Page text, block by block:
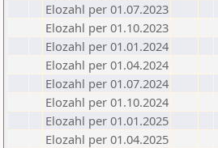
Elozahl per 01.07.2023
Elozahl per 01.10.2023
Elozahl per 01.01.2024
Elozahl per 01.04.2024
Elozahl per 01.07.2024
Elozahl per 01.10.2024
Elozahl per 01.01.2025
Elozahl per 01.04.2025